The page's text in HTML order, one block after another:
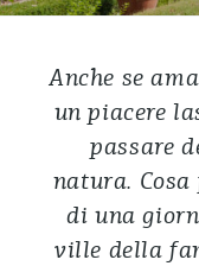
Anche se
un piacere
passare
natura. Cosa
di una
ville della